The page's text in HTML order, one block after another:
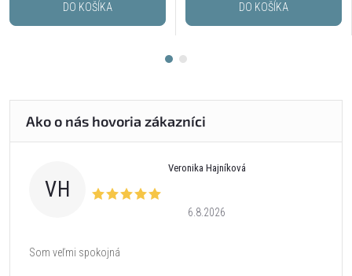
DO KOŠÍKA DO KOŠÍKA
VH
Veronika Hajníková
6.8.2026
Som veľmi spokojná